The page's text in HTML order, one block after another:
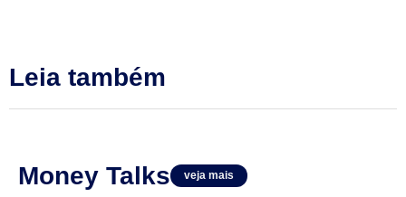
Leia também
Money Talks veja mais